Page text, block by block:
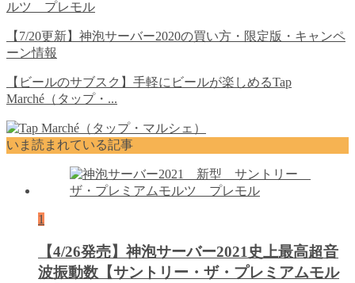
【7/20更新】神泡サーバー2020の買い方・限定版・キャンペ
ーン情報
【ビールのサブスク】手軽にビールが楽しめるTap
Marché（タップ・...
いま読まれている記事
1
【4/26発売】神泡サーバー2021史上最高超音
波振動数【サントリー・ザ・プレミアムモル